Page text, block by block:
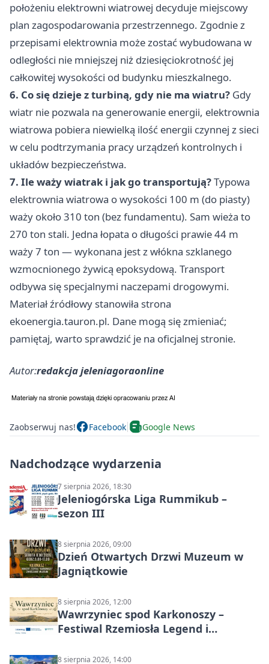
położeniu elektrowni wiatrowej decyduje miejscowy
plan zagospodarowania przestrzennego. Zgodnie z
przepisami elektrownia może zostać wybudowana w
odległości nie mniejszej niż dziesięciokrotność jej
całkowitej wysokości od budynku mieszkalnego.
6. Co się dzieje z turbiną, gdy nie ma wiatru? Gdy
wiatr nie pozwala na generowanie energii, elektrownia
wiatrowa pobiera niewielką ilość energii czynnej z sieci
w celu podtrzymania pracy urządzeń kontrolnych i
układów bezpieczeństwa.
7. Ile waży wiatrak i jak go transportują?Typowa
elektrownia wiatrowa o wysokości 100 m (do piasty)
waży około 310 ton (bez fundamentu). Sam wieża to
270 ton stali. Jedna łopata o długości prawie 44 m
waży 7 ton — wykonana jest z włókna szklanego
wzmocnionego żywicą epoksydową. Transport
odbywa się specjalnymi naczepami drogowymi.
Materiał źródłowy stanowiła strona
ekoenergia.tauron.pl. Dane mogą się zmieniać;
pamiętaj, warto sprawdzić je na oficjalnej stronie.
Autor:redakcja jeleniagoraonline
Zaobserwuj nas! Facebook Google News
Nadchodzące wydarzenia
7 sierpnia 2026, 18:30
Jeleniogórska Liga Rummikub –
sezon III
8 sierpnia 2026, 09:00
Dzień Otwartych Drzwi Muzeum w
Jagniątkowie
8 sierpnia 2026, 12:00
Wawrzyniec spod Karkonoszy –
Festiwal Rzemiosła Legend i
8 sierpnia 2026, 14:00